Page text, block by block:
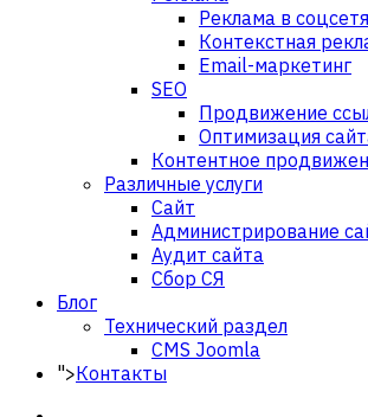
Реклама в
Контекстная
Email-маркетинг
SEO
Продвижение
Оптимизация
Контентное
Различные услуги
Сайт
Администрирование
Аудит сайта
Сбор СЯ
Блог
Технический раздел
CMS Joomla
">Контакты